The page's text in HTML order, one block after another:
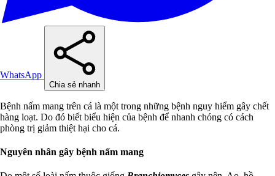
WhatsApp
Chia sẻ nhanh
Bệnh nấm mang trên cá là một trong những bệnh nguy hiểm gây chết
hàng loạt. Do đó biết biểu hiện của bệnh để nhanh chóng có cách
phòng trị giảm thiệt hại cho cá.
Nguyên nhân gây bệnh nấm mang